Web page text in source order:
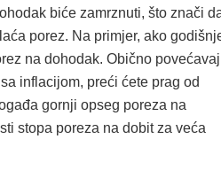
biće zamrznuti, što znači
porez. Na primjer, ako
na dohodak. Obično
inflacijom, preći ćete prag od
gornji opseg poreza na
stopa poreza na dobit za veća